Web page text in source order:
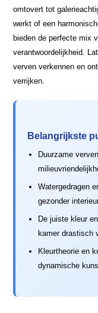
omtovert tot
werkt of een
bieden de perfecte mix
verantwoordelijkheid.
verven verkennen en
verrijken.
Belangrijkste
Duurzame
Watergedragen
gezonder
De juiste kleur
kamer drastisch
Kleurtheorie en
dynamische